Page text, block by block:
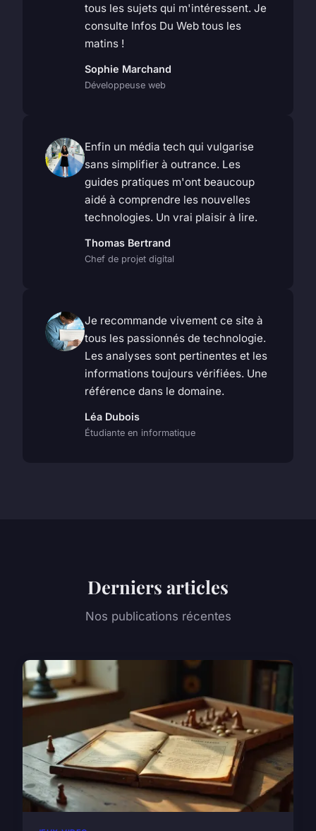
tous les sujets qui m'intéressent. Je
consulte Infos Du Web tous les
matins !
Sophie Marchand
Développeuse web
Enfin un média tech qui vulgarise
sans simplifier à outrance. Les
guides pratiques m'ont beaucoup
aidé à comprendre les nouvelles
technologies. Un vrai plaisir à lire.
Thomas Bertrand
Chef de projet digital
Je recommande vivement ce site à
tous les passionnés de technologie.
Les analyses sont pertinentes et les
informations toujours vérifiées. Une
référence dans le domaine.
Léa Dubois
Étudiante en informatique
Derniers articles
Nos publications récentes